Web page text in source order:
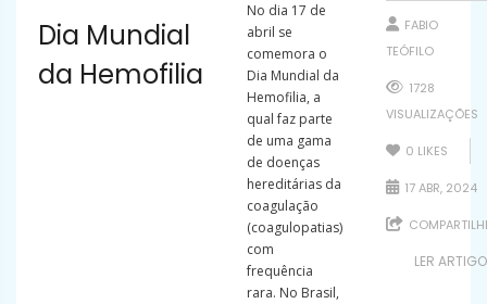
Dia Mundial
da Hemofilia
No dia 17 de
abril se
comemora o
Dia Mundial da
Hemofilia, a
qual faz parte
de uma gama
de doenças
hereditárias da
coagulação
(coagulopatias)
com
frequência
rara. No Brasil,
FABIO
TEÓFILO
1728
VISUALIZAÇÕES
0 LIKES
17 ABR, 2024
LER ARTIGO